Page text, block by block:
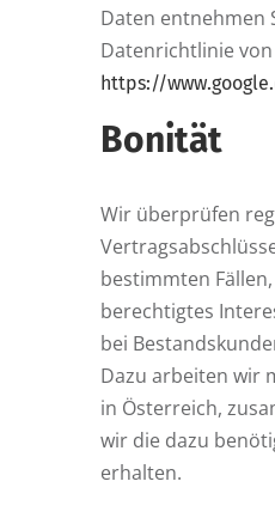
Daten entnehmen
Datenrichtlinie von
https://
Bonität
Wir überprüfen
bestimmten
berechtigtes
bei
Dazu arbeiten wir
in Österreich,
wir die dazu
erhalten.